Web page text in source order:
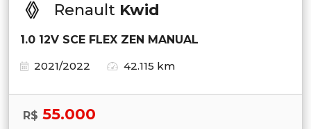
Renault Kwid
1.0 12V SCE FLEX ZEN MANUAL
2021/2022
42.115 km
R$ 55.000